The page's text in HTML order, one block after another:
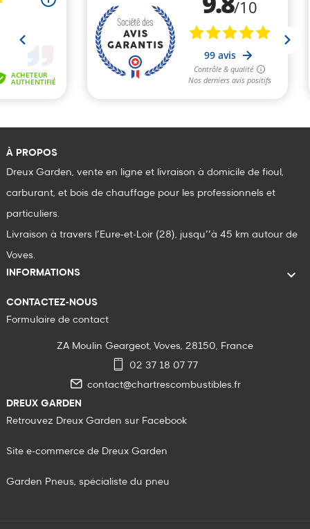
À PROPOS
Dreux Garden, vente en ligne et livraison à domicile de fioul,
carburant, et bois de chauffage pour les professionnels et
particuliers.
Livraison à travers l’Eure-et-Loir (28), jusqu’’à 45 km autour de
Voves.
INFORMATIONS

CONTACTEZ-NOUS
Formulaire de contact
ZA Moulin Geargeot, Voves, 28150, France
02 37 18 07 77
contact@chartrescombustibles.fr
DREUX GARDEN
Retrouvez Dreux Garden sur Facebook
Site e-commerce de Dreux Garden
Garden Pneus, spécialiste du pneu